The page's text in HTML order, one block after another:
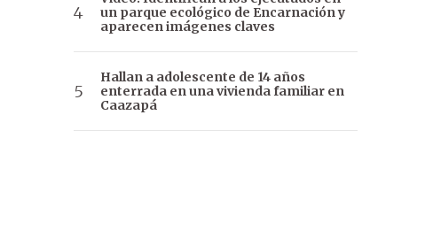
un parque ecológico de Encarnación y
aparecen imágenes claves
Hallan a adolescente de 14 años
enterrada en una vivienda familiar en
Caazapá